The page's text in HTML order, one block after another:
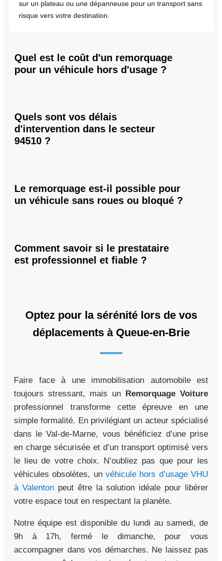
sur un plateau ou une dépanneuse pour un transport sans
risque vers votre destination.
Quel est le coût d'un remorquage
pour un véhicule hors d'usage ?
Quels sont vos délais
d'intervention dans le secteur
94510 ?
Le remorquage est-il possible pour
un véhicule sans roues ou bloqué ?
Comment savoir si le prestataire
est professionnel et fiable ?
Optez pour la sérénité lors de vos
déplacements à Queue-en-Brie
Faire face à une immobilisation automobile est
toujours stressant, mais un Remorquage Voiture
professionnel transforme cette épreuve en une
simple formalité. En privilégiant un acteur spécialisé
dans le Val-de-Marne, vous bénéficiez d’une prise
en charge sécurisée et d’un transport optimisé vers
le lieu de votre choix. N’oubliez pas que pour les
véhicules obsolètes, un véhicule hors d’usage VHU
à Valentonpeut être la solution idéale pour libérer
votre espace tout en respectant la planète.
Notre équipe est disponible du lundi au samedi, de
9h à 17h, fermé le dimanche, pour vous
accompagner dans vos démarches. Ne laissez pas